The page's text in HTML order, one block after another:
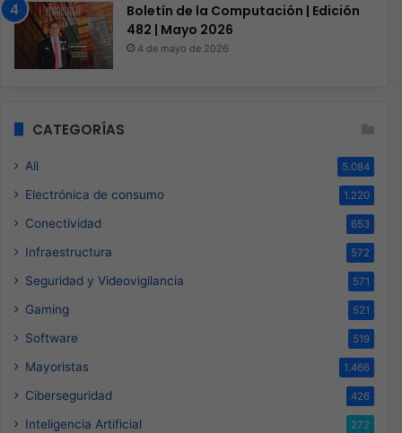
Boletín de la Computación | Edición
482 | Mayo 2026
4 de mayo de 2026
CATEGORÍAS
All 5.084
Electrónica de consumo 1.220
Conectividad 653
Infraestructura 572
Seguridad y Videovigilancia 571
Gaming 521
Software 519
Mayoristas 1.466
Ciberseguridad 426
Inteligencia Artificial 272